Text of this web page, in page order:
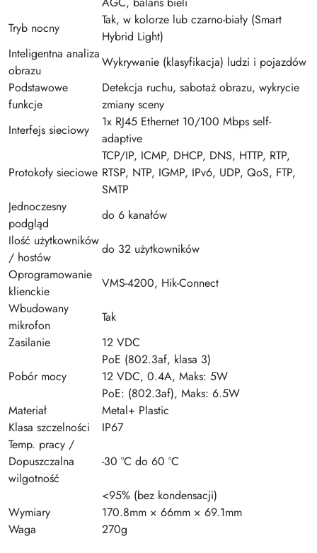
Tryb nocny
Tak, w kolorze lub czarno-biały (Smart
Hybrid Light)
Inteligentna analiza
obrazu
Wykrywanie (klasyfikacja) ludzi i pojazdów
Podstawowe
funkcje
Detekcja ruchu, sabotaż obrazu, wykrycie
zmiany sceny
Interfejs sieciowy
1x RJ45 Ethernet 10/100 Mbps self-
adaptive
Protokoły sieciowe
TCP/IP, ICMP, DHCP, DNS, HTTP, RTP,
RTSP, NTP, IGMP, IPv6, UDP, QoS, FTP,
SMTP
Jednoczesny
podgląd
do 6 kanałów
Ilość użytkowników
/ hostów
do 32 użytkowników
Oprogramowanie
klienckie
VMS-4200, Hik-Connect
Wbudowany
mikrofon
Tak
Zasilanie
12 VDC
PoE (802.3af, klasa 3)
Pobór mocy
12 VDC, 0.4A, Maks: 5W
PoE: (802.3af), Maks: 6.5W
Materiał
Metal+ Plastic
Klasa szczelności
IP67
Temp. pracy /
Dopuszczalna
wilgotność
-30 °C do 60 °C
<95% (bez kondensacji)
Wymiary
170.8mm × 66mm × 69.1mm
Waga
270g